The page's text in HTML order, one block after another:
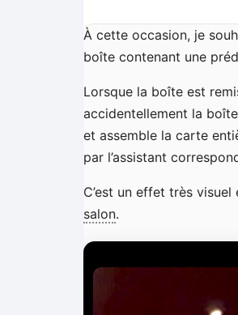
À cette occasion, je
boîte contenant une
Lorsque la boîte est
accidentellement la
et assemble la carte
par l’assistant
C’est un effet très
salon.